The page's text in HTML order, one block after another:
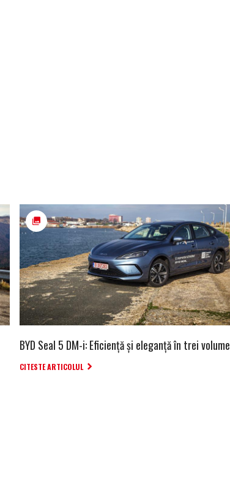
BYD Seal 5 DM-i: Eficiență și eleganță în trei volume
CITESTE ARTICOLUL